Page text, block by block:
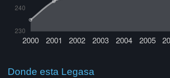
Donde esta Legasa